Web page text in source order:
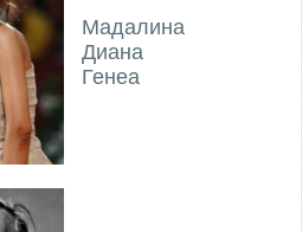
Мадалина
Диана
Генеа